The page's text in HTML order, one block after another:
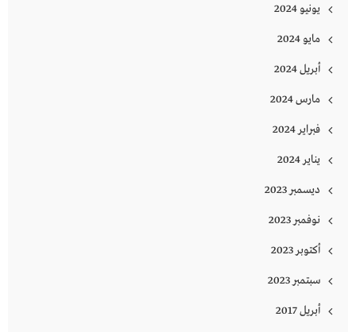
يونيو 2024
مايو 2024
أبريل 2024
مارس 2024
فبراير 2024
يناير 2024
ديسمبر 2023
نوفمبر 2023
أكتوبر 2023
سبتمبر 2023
أبريل 2017